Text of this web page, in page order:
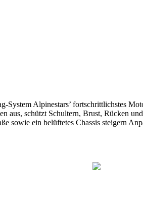
Alpinestars’ fortschrittlichstes
aus, schützt Schultern, Brust, Rücken
sowie ein belüftetes Chassis steigern